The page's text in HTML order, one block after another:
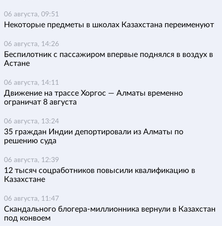
06 августа, 09:51
Некоторые предметы в школах Казахстана переименуют
06 августа, 14:26
Беспилотник с пассажиром впервые поднялся в воздух в
Астане
06 августа, 14:11
Движение на трассе Хоргос — Алматы временно
ограничат 8 августа
06 августа, 13:24
35 граждан Индии депортировали из Алматы по
решению суда
06 августа, 12:39
12 тысяч соцработников повысили квалификацию в
Казахстане
06 августа, 11:47
Скандального блогера-миллионника вернули в Казахстан
под конвоем